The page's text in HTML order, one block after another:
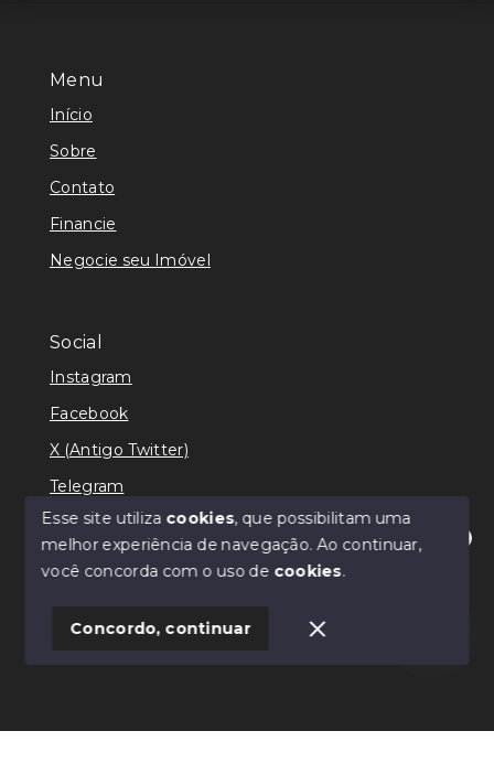
Olá! Estamos disponíveis para te ajudar.
Menu
Início
Sobre
Contato
Financie
Negocie seu Imóvel
Social
Instagram
Facebook
X (Antigo Twitter)
Telegram
© Copyright 2026 - Ricardo Lilian - Todos os direitos
SITE PARA IMOBILIARIA
Esse site utiliza cookies, que possibilitam uma
melhor experiência de navegação.Ao continuar,
você concorda com o uso de cookies.
Concordo, continuar